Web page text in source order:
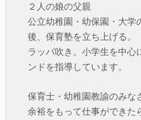
２人の娘の父親
公立幼稚園・幼保園・大学
後、保育塾を立ち上げる。
ラッパ吹き。小学生を中心
ンドを指導しています。
保育士・幼稚園教諭のみな
余裕をもって仕事ができた